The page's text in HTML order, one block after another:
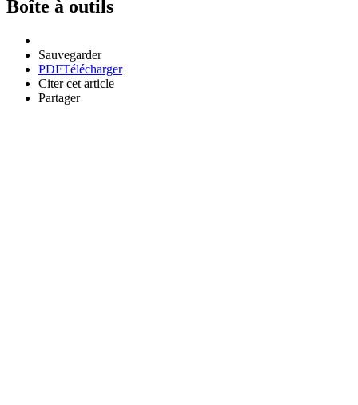
Boîte à outils
Sauvegarder
PDFTélécharger
Citer cet article
Partager